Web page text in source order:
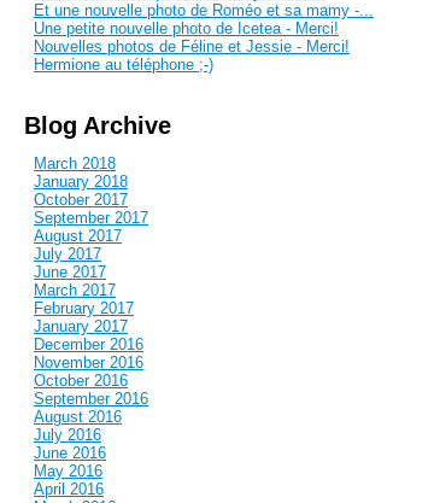
Et une nouvelle photo de Roméo et sa mamy -...
Une petite nouvelle photo de Icetea - Merci!
Nouvelles photos de Féline et Jessie - Merci!
Hermione au téléphone ;-)
Blog Archive
March 2018
January 2018
October 2017
September 2017
August 2017
July 2017
June 2017
March 2017
February 2017
January 2017
December 2016
November 2016
October 2016
September 2016
August 2016
July 2016
June 2016
May 2016
April 2016